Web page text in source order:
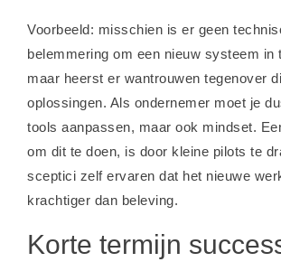
Voorbeeld: misschien is er geen
belemmering om een nieuw systeem in
maar heerst er wantrouwen tegenover
oplossingen. Als ondernemer moet je
tools aanpassen, maar ook mindset.
om dit te doen, is door kleine pilots te
sceptici zelf ervaren dat het nieuwe
krachtiger dan beleving.
Korte termijn